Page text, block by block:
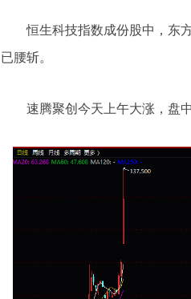
恒生科技指数成份股中，东
已腰斩。
速腾聚创今天上午大涨，盘